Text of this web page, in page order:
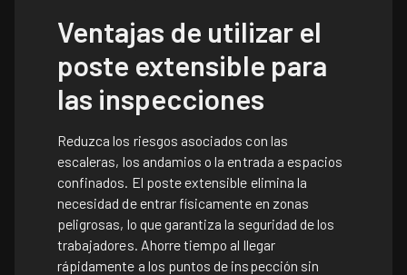
Ventajas de utilizar el
poste extensible para
las inspecciones
Reduzca los riesgos asociados con las
escaleras, los andamios o la entrada a espacios
confinados. El poste extensible elimina la
necesidad de entrar físicamente en zonas
peligrosas, lo que garantiza la seguridad de los
trabajadores. Ahorre tiempo al llegar
rápidamente a los puntos de inspección sin